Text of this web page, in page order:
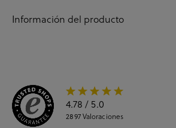
Información del producto
4.78 / 5.0
2897Valoraciones